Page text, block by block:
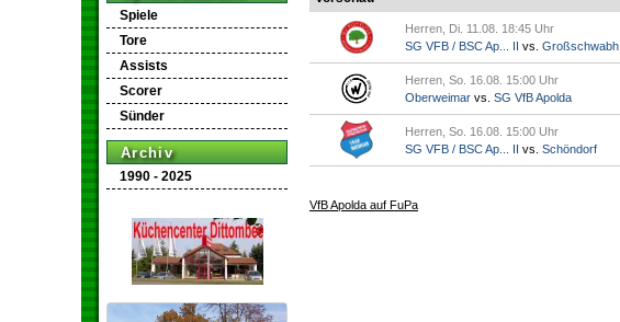
Spiele
Tore
Assists
Scorer
Sünder
Archiv
1990 - 2025
Herren, Di. 11.08. 18:45 Uhr
SG VFB / BSC Ap... II vs. Großschwabh.
Herren, So. 16.08. 15:00 Uhr
Oberweimar vs. SG VfB Apolda
Herren, So. 16.08. 15:00 Uhr
SG VFB / BSC Ap... II vs. Schöndorf
VfB Apolda auf FuPa